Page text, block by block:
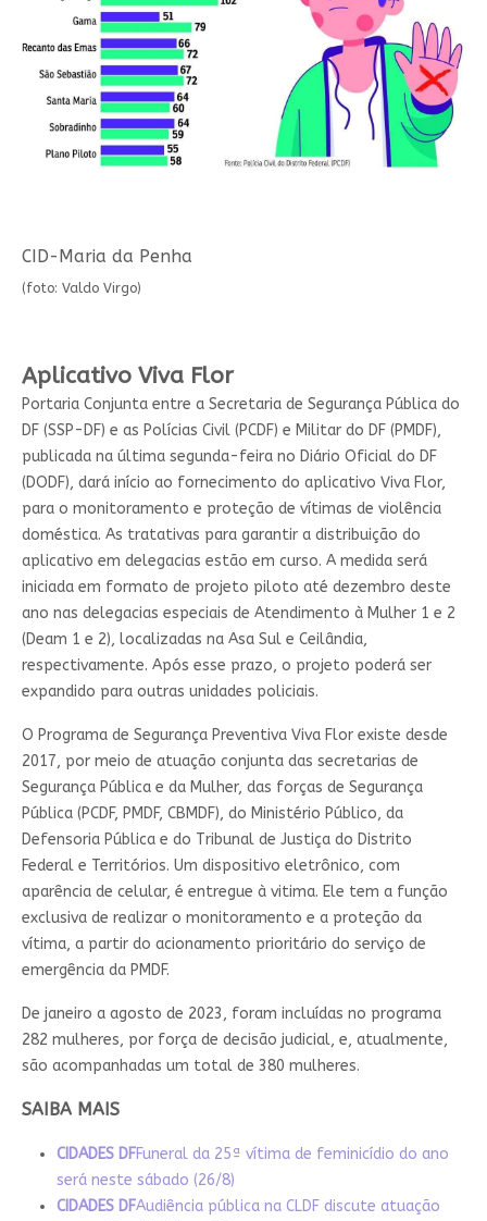
CID-Maria da Penha
(foto: Valdo Virgo)
Aplicativo Viva Flor
Portaria Conjunta entre a Secretaria de Segurança Pública do
DF (SSP-DF) e as Polícias Civil (PCDF) e Militar do DF (PMDF),
publicada na última segunda-feira no Diário Oficial do DF
(DODF), dará início ao fornecimento do aplicativo Viva Flor,
para o monitoramento e proteção de vítimas de violência
doméstica. As tratativas para garantir a distribuição do
aplicativo em delegacias estão em curso. A medida será
iniciada em formato de projeto piloto até dezembro deste
ano nas delegacias especiais de Atendimento à Mulher 1 e 2
(Deam 1 e 2), localizadas na Asa Sul e Ceilândia,
respectivamente. Após esse prazo, o projeto poderá ser
expandido para outras unidades policiais.
O Programa de Segurança Preventiva Viva Flor existe desde
2017, por meio de atuação conjunta das secretarias de
Segurança Pública e da Mulher, das forças de Segurança
Pública (PCDF, PMDF, CBMDF), do Ministério Público, da
Defensoria Pública e do Tribunal de Justiça do Distrito
Federal e Territórios. Um dispositivo eletrônico, com
aparência de celular, é entregue à vitima. Ele tem a função
exclusiva de realizar o monitoramento e a proteção da
vítima, a partir do acionamento prioritário do serviço de
emergência da PMDF.
De janeiro a agosto de 2023, foram incluídas no programa
282 mulheres, por força de decisão judicial, e, atualmente,
são acompanhadas um total de 380 mulheres.
SAIBA MAIS
CIDADES DFFuneral da 25ª vítima de feminicídio do ano
será neste sábado (26/8)
CIDADES DFAudiência pública na CLDF discute atuação